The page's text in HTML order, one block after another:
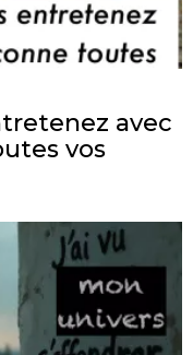
avec
vos